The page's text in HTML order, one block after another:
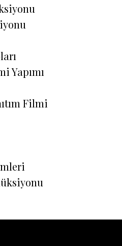
Yapımı
Filmi